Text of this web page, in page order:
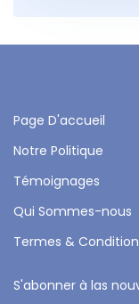
Page D'accueil
Notre Politique
Témoignages
Qui Sommes-nous
Termes &
S'abonner à las